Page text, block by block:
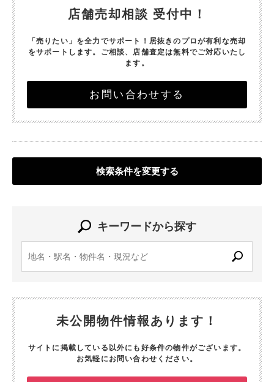
店舗売却相談 受付中！
「売りたい」を全力でサポート！ 居抜きのプロが有利な売却
をサポートします。 ご相談、店舗査定は無料でご対応いたし
ます。
お問い合わせする
検索条件を変更する
キーワードから探す
未公開物件情報あります！
サイトに掲載している以外にも好条件の物件がございます。
お気軽にお問い合わせください。